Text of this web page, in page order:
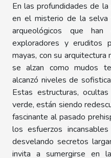
En las profundidades de
en el misterio de la selva
arqueológicos que han
exploradores y eruditos
mayas, con su arquitectura
se alzan como mudos
alcanzó niveles de
Estas estructuras,
verde, están siendo
fascinante al pasado
los esfuerzos
desvelando secretos
invita a sumergirse en